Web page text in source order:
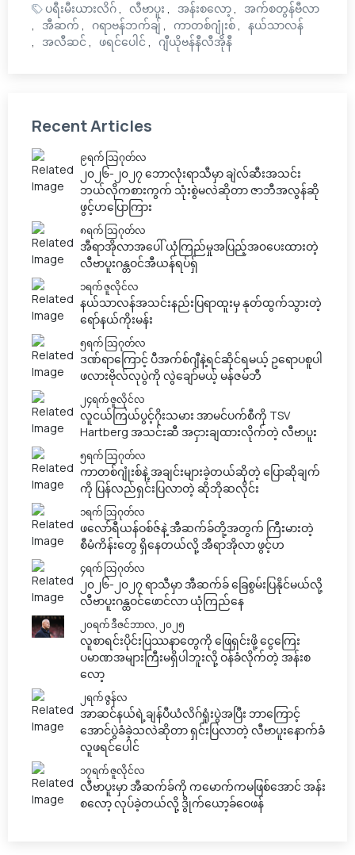
ပရီးမီးယားလိဂ် လီဗာပူး အန်းစလော့
အက်စတွန်ဗီလာ
အီဆက်
ဂရာဗန်ဘက်ချ် ကာတစ်ဂျုံးစ်
နယ်သာလန်
အလီဆင်
ဖရင်ပေါင် ဂျီယိုဗန်နီလီအိုနီ
Recent Articles
၉ရက် သြဂုတ်လ
၂၀၂၆-၂၀၂၇ ဘောလုံးရာသီမှာ ချဲလ်ဆီးအသင်း
ဘယ်လိုကစားကွက် သုံးစွဲမလဲဆိုတာ ဇာဘီအလွန်ဆို
ဖွင့်ဟပြောကြား
၈ရက် သြဂုတ်လ
အီရာအိုလာအပေါ် ယုံကြည်မှုအပြည့်အ၀ပေးထားတဲ့
လီဗာပူးဂန္တဝင်အီယန်ရပ်ရှ်
၁ရက် ဇူလိုင်လ
နယ်သာလန်အသင်းနည်းပြရာထူးမှ နုတ်ထွက်သွားတဲ့
ရော်နယ်ကိုးမန်း
၅ရက် သြဂုတ်လ
ဒဏ်ရာကြောင့် ပီအက်စ်ဂျီနဲ့ရင်ဆိုင်ရမယ့် ဥရောပစူပါ
ဖလားဗိုလ်လုပွဲကို လွဲချော်မယ့် မန်ဇမ်ဘီ
၂၄ရက် ဇူလိုင်လ
လူငယ်ကြယ်ပွင့်ဂိုးသမား အာမင်ပက်စီကို TSV
Hartberg အသင်းဆီ အငှားချထားလိုက်တဲ့ လီဗာပူး
၅ရက် သြဂုတ်လ
ကာတစ်ဂျုံးစ်နဲ့ အချင်းများခဲ့တယ်ဆိုတဲ့ ပြောဆိုချက်
ကို ပြန်လည်ရှင်းပြလာတဲ့ ဆိုဘိုဆလိုင်း
၁ရက် သြဂုတ်လ
ဖလော်ရီယန်ဝစ်ဇ်နဲ့ အီဆက်ခ်တို့အတွက် ကြီးမားတဲ့
စီမံကိန်းတွေ ရှိနေတယ်လို့ အီရာအိုလာ ဖွင့်ဟ
၄ရက် သြဂုတ်လ
၂၀၂၆-၂၀၂၇ ရာသီမှာ အီဆက်ခ် ခြေစွမ်းပြနိုင်မယ်လို့
လီဗာပူးဂန္ထဝင်ဖောင်လာ ယုံကြည်နေ
၂၀ရက် ဒီဇင်ဘာလ, ၂၀၂၅
လူစာရင်းပိုင်းပြဿနာတွေကို ဖြေရှင်းဖို့ ငွေကြေး
ပမာဏအများကြီးမရှိပါဘူးလို့ ဝန်ခံလိုက်တဲ့ အန်းစ
လော့
၂ရက် ဇွန်လ
အာဆင်နယ်ရဲ့ချန်ပီယံလိဂ်ရှုံးပွဲအပြီး ဘာကြောင့်
အောင်ပွဲခံခဲ့သလဲဆိုတာ ရှင်းပြလာတဲ့ လီဗာပူးနောက်ခံ
လူဖရင်ပေါင်
၁၇ရက် ဇူလိုင်လ
လီဗာပူးမှာ အီဆက်ခ်ကို ကမောက်ကမဖြစ်အောင် အန်း
စလော့ လုပ်ခဲ့တယ်လို့ ဒွိုက်ယော့ခ်ဝေဖန်